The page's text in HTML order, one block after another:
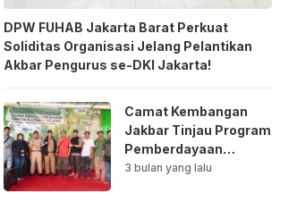
DPW FUHAB Jakarta Barat Perkuat
Soliditas Organisasi Jelang Pelantikan
Akbar Pengurus se-DKI Jakarta!
Camat Kembangan
Jakbar Tinjau Program
Pemberdayaan
Lingkungan di Bale
3 bulan yang lalu